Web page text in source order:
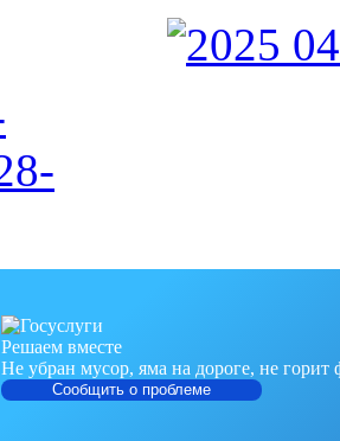
Решаем вместе
Не убран мусор, яма на дороге, не горит
Сообщить о проблеме